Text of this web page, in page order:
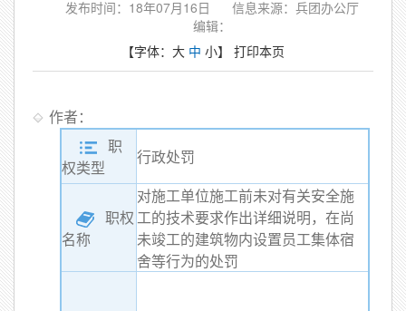
发布时间：18年07月16日
信息来源：兵团办公厅
编辑：
【字体： 大 中 小】 打印本页
作者：
职
权类型
行政处罚
职权
名称
对施工单位施工前未对有关安全施
工的技术要求作出详细说明，在尚
未竣工的建筑物内设置员工集体宿
舍等行为的处罚